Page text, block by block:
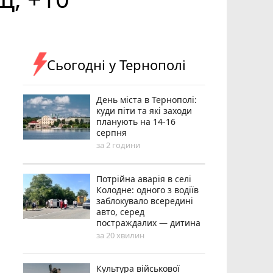
Сьогодні у Тернополі
День міста в Тернополі:
куди піти та які заходи
планують на 14-16
серпня
за 2 години
Потрійна аварія в селі
Колодне: одного з водіїв
заблокувало всередині
авто, серед
постраждалих — дитина
за 20 хвилин
Культура військової